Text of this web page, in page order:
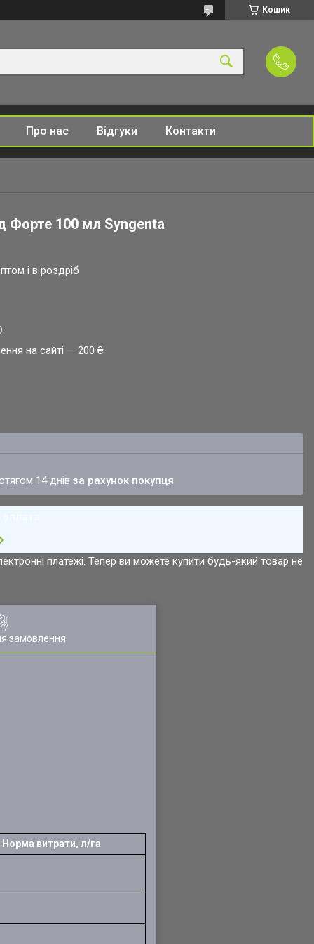
Кошик
Про нас Відгуки Контакти
Форте 100 мл Syngenta
і в роздріб
на сайті — 200 ₴
14 днівза рахунок покупця
платежі. Тепер ви можете купити будь-який товар не
замовлення
Норма витрати, л/га